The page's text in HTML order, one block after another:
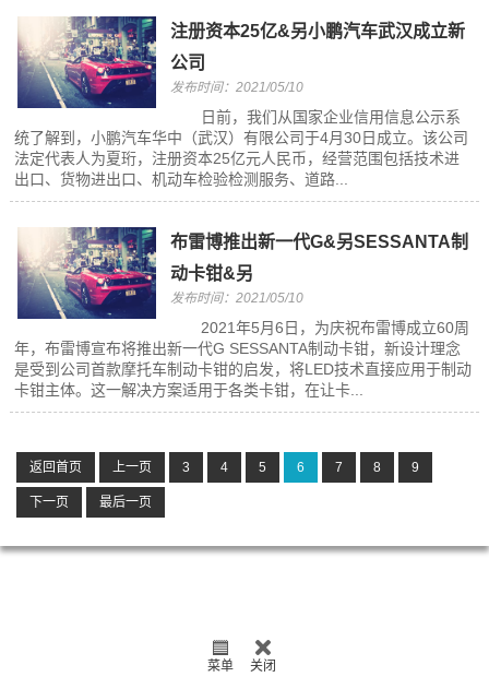
注册资本25亿&另小鹏汽车武汉成立新
公司
发布时间：2021/05/10
日前，我们从国家企业信用信息公示系
统了解到，小鹏汽车华中（武汉）有限公司于4月30日成立。该公司
法定代表人为夏珩，注册资本25亿元人民币，经营范围包括技术进
出口、货物进出口、机动车检验检测服务、道路...
布雷博推出新一代G&另SESSANTA制
动卡钳&另
发布时间：2021/05/10
2021年5月6日，为庆祝布雷博成立60周
年，布雷博宣布将推出新一代G SESSANTA制动卡钳，新设计理念
是受到公司首款摩托车制动卡钳的启发，将LED技术直接应用于制动
卡钳主体。这一解决方案适用于各类卡钳，在让卡...
返回首页 上一页 3 4 5 6 7 8 9
下一页 最后一页
菜单 关闭